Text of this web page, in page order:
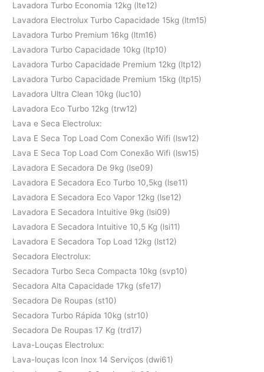
Lavadora Turbo Economia 12kg (lte12)
Lavadora Electrolux Turbo Capacidade 15kg (ltm15)
Lavadora Turbo Premium 16kg (ltm16)
Lavadora Turbo Capacidade 10kg (ltp10)
Lavadora Turbo Capacidade Premium 12kg (ltp12)
Lavadora Turbo Capacidade Premium 15kg (ltp15)
Lavadora Ultra Clean 10kg (luc10)
Lavadora Eco Turbo 12kg (trw12)
Lava e Seca Electrolux:
Lava E Seca Top Load Com Conexão Wifi (lsw12)
Lava E Seca Top Load Com Conexão Wifi (lsw15)
Lavadora E Secadora De 9kg (lse09)
Lavadora E Secadora Eco Turbo 10,5kg (lse11)
Lavadora E Secadora Eco Vapor 12kg (lse12)
Lavadora E Secadora Intuitive 9kg (lsi09)
Lavadora E Secadora Intuitive 10,5 Kg (lsi11)
Lavadora E Secadora Top Load 12kg (lst12)
Secadora Electrolux:
Secadora Turbo Seca Compacta 10kg (svp10)
Secadora Alta Capacidade 17kg (sfe17)
Secadora De Roupas (st10)
Secadora Turbo Rápida 10kg (str10)
Secadora De Roupas 17 Kg (trd17)
Lava-Louças Electrolux:
Lava-louças Icon Inox 14 Serviços (dwi61)